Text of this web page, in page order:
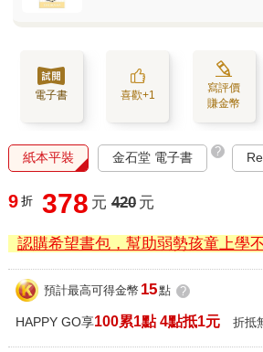
電子書 喜歡+1
寫評價
賺金幣
紙本平裝 金石堂 電子書 ?
9 折 378 元 420 元
認購希望書包，幫助弱勢孩童上學
預計最高可得金幣 15點 ?
HAPPY GO享100累1點 4點抵1元 折抵